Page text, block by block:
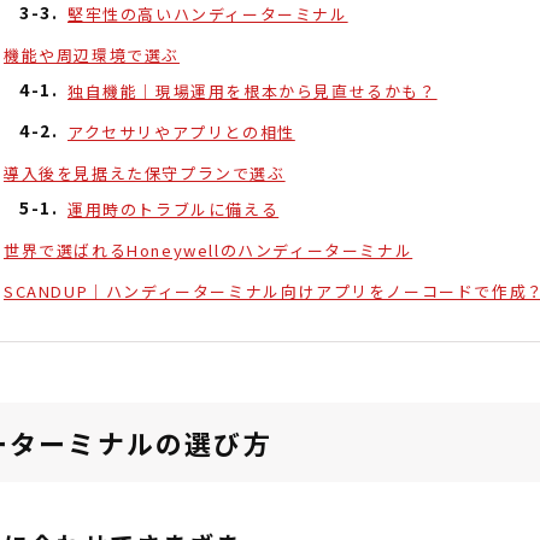
堅牢性の高いハンディーターミナル
機能や周辺環境で選ぶ
独自機能｜現場運用を根本から見直せるかも？
アクセサリやアプリとの相性
導入後を見据えた保守プランで選ぶ
運用時のトラブルに備える
世界で選ばれるHoneywellのハンディーターミナル
SCANDUP｜ハンディーターミナル向けアプリをノーコードで作成
ーミナルの選び方